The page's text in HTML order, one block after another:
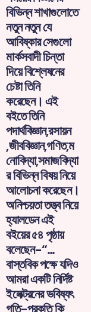
বিভিন্ন শাখাগুলোতে
নতুন নতুন যে
আবিষ্কার সেগুলো
মার্কসবাদী চিন্তা
দিয়ে বিশ্লেষনের
চেষ্টা তিনি
করেছেন। এই
বইতে তিনি
পদার্থবিজ্ঞান,রসায়ন
,জীববিজ্ঞান,গণিত,ম
নোবিদ্যা,সমাজবিদ্যা
র বিভিন্ন বিষয় নিয়ে
আলোচনা করেছেন।
অনিশ্চয়তা তত্ত্ব নিয়ে
হ্যালডেন এই
বইয়ের ৫৪ পৃষ্ঠায়
বলেছেন-“…
বাস্তবিক পক্ষে যদিও
আমরা একটি নির্দিষ্ট
ইলেক্ট্রনের ভবিষ্যৎ